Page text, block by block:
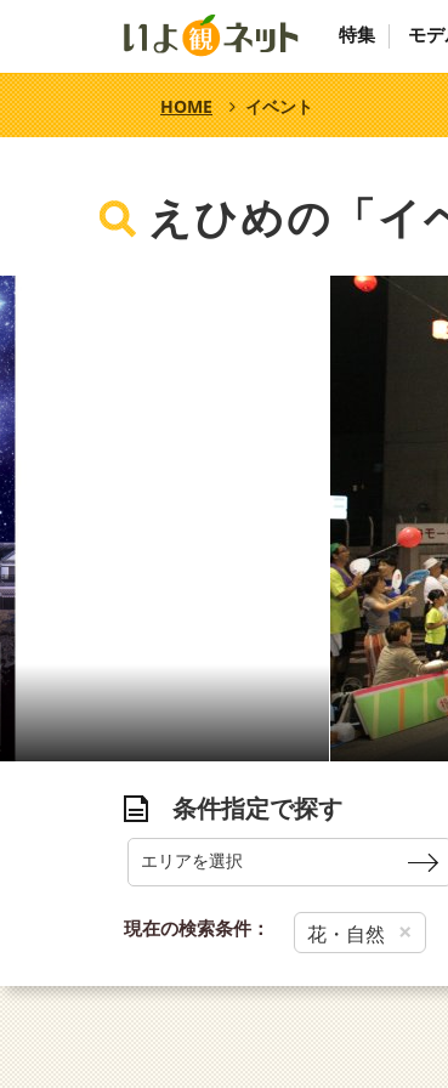
特集 モ
HOME イベント
えひめの「イ
条件指定で探す
エリアを選択
現在の検索条件： 花・自然 ×